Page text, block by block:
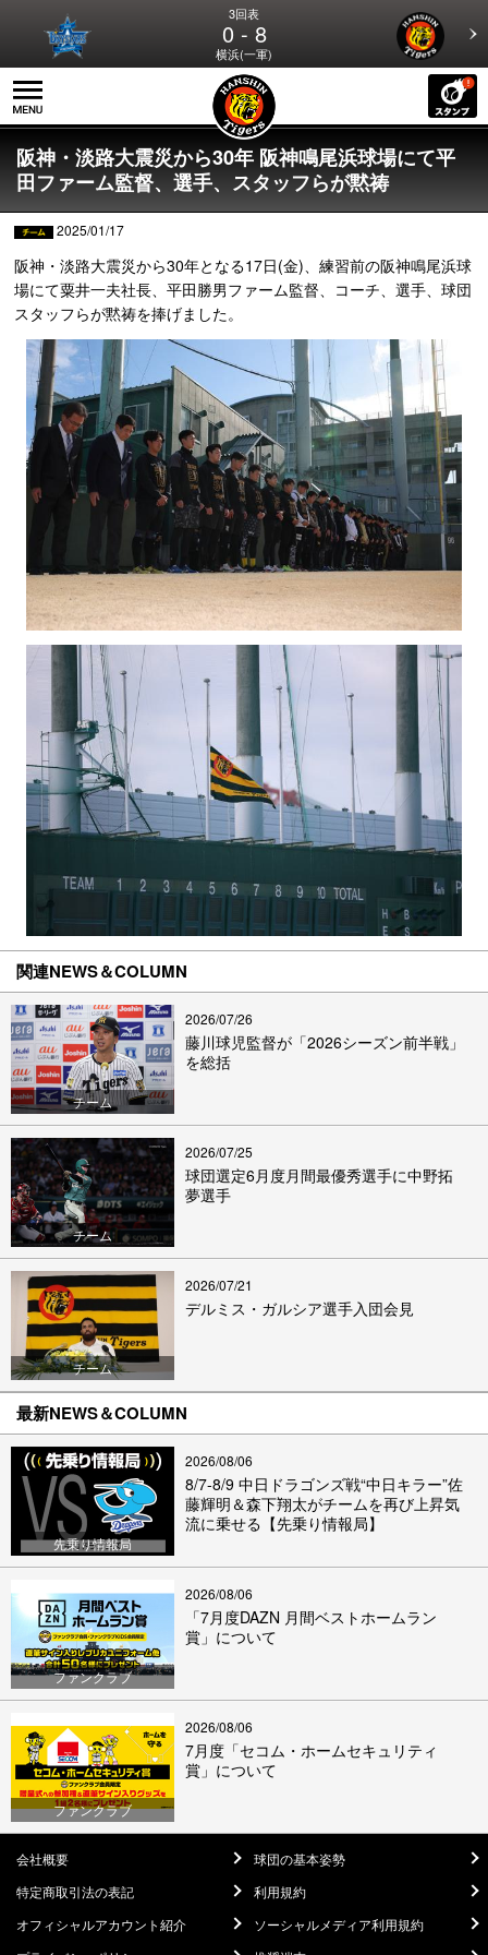
3回表
0 - 8
横浜(一軍)
阪神・淡路大震災から30年 阪神鳴尾浜球場にて平
田ファーム監督、選手、スタッフらが黙祷
2025/01/17
阪神・淡路大震災から30年となる17日(金)、練習前の阪神鳴尾浜球
場にて粟井一夫社長、平田勝男ファーム監督、コーチ、選手、球団
スタッフらが黙祷を捧げました。
関連NEWS＆COLUMN
チーム
2026/07/26
藤川球児監督が「2026シーズン前半戦」
を総括
チーム
2026/07/25
球団選定6月度月間最優秀選手に中野拓
夢選手
チーム
2026/07/21
デルミス・ガルシア選手入団会見
最新NEWS＆COLUMN
先乗り情報局
2026/08/06
8/7-8/9 中日ドラゴンズ戦“中日キラー”佐
藤輝明＆森下翔太がチームを再び上昇気
流に乗せる【先乗り情報局】
ファンクラブ
2026/08/06
「7月度DAZN 月間ベストホームラン
賞」について
ファンクラブ
2026/08/06
7月度「セコム・ホームセキュリティ
賞」について
会社概要
球団の基本姿勢
特定商取引法の表記
利用規約
オフィシャルアカウント紹介
ソーシャルメディア利用規約